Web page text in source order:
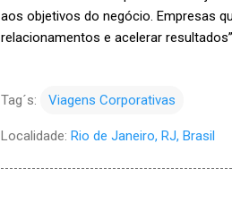
aos objetivos do negócio. Empresas
relacionamentos e acelerar
Tag´s: Viagens Corporativas
Localidade: Rio de Janeiro, RJ, Brasil